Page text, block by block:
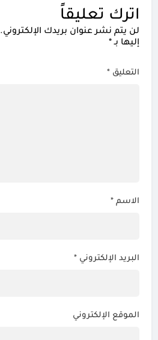
اترك تعليقاً
لن يتم نشر عنوان بريدك الإلكتروني.
إليها بـ*
التعليق *
الاسم *
البريد الإلكتروني *
الموقع الإلكتروني